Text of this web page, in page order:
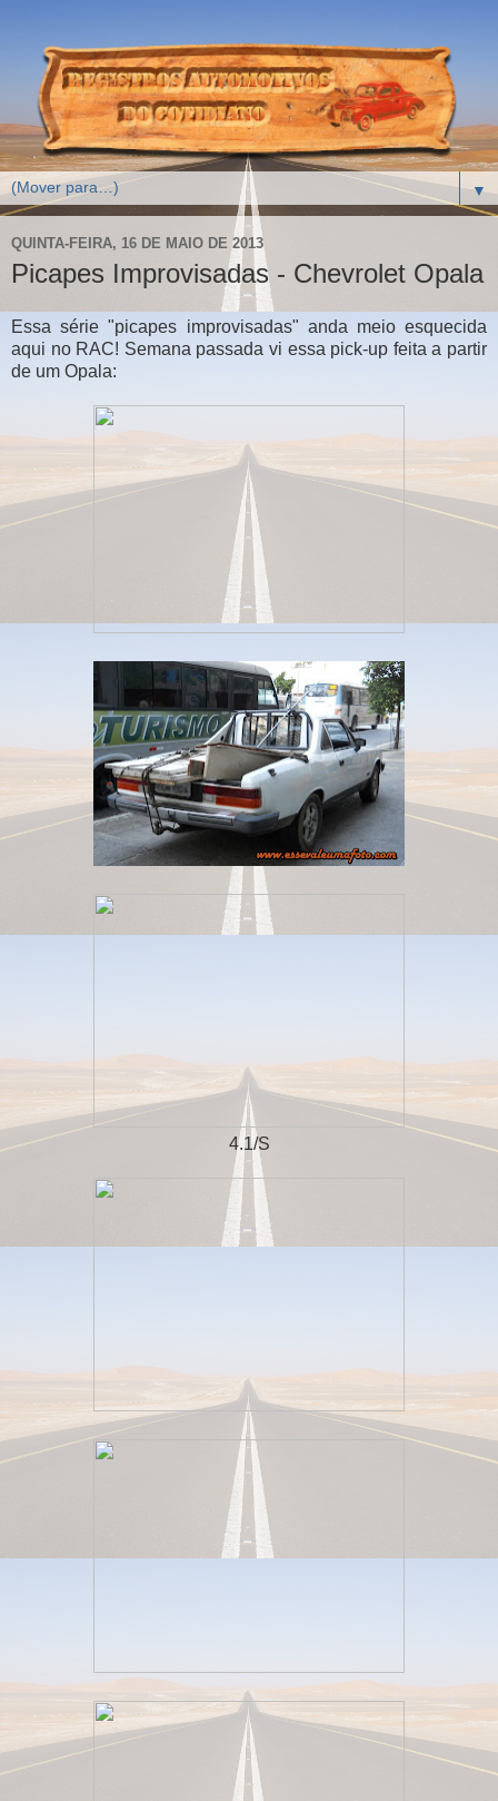
▼
QUINTA-FEIRA, 16 DE MAIO DE 2013
Picapes Improvisadas - Chevrolet Opala
Essa série "picapes improvisadas" anda meio esquecida
aqui no RAC! Semana passada vi essa pick-up feita a partir
de um Opala:
4.1/S